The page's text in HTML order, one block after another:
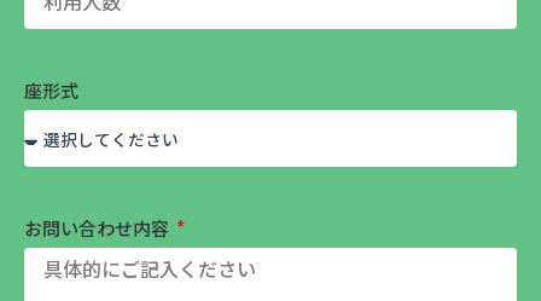
座形式
お問い合わせ内容